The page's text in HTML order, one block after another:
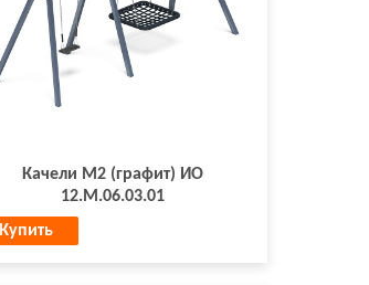
Качели М2 (графит) ИО
12.М.06.03.01
Купить